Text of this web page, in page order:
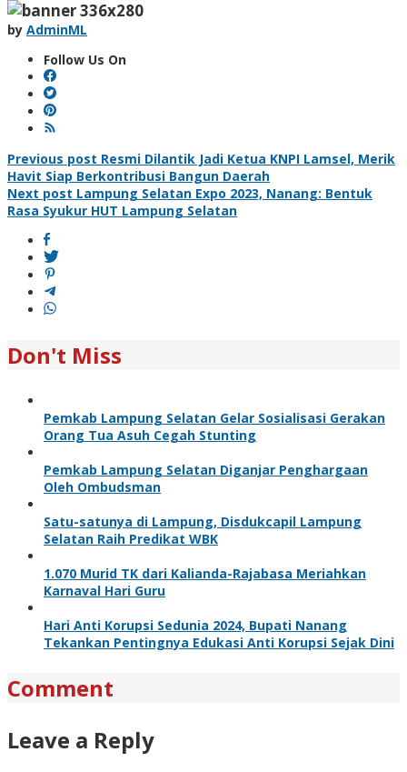
by AdminML
Follow Us On
Post
navigation
Previous post Resmi Dilantik Jadi Ketua KNPI Lamsel, Merik
Havit Siap Berkontribusi Bangun Daerah
Next post Lampung Selatan Expo 2023, Nanang: Bentuk
Rasa Syukur HUT Lampung Selatan
Don't Miss
Pemkab Lampung Selatan Gelar Sosialisasi Gerakan
Orang Tua Asuh Cegah Stunting
Pemkab Lampung Selatan Diganjar Penghargaan
Oleh Ombudsman
Satu-satunya di Lampung, Disdukcapil Lampung
Selatan Raih Predikat WBK
1.070 Murid TK dari Kalianda-Rajabasa Meriahkan
Karnaval Hari Guru
Hari Anti Korupsi Sedunia 2024, Bupati Nanang
Tekankan Pentingnya Edukasi Anti Korupsi Sejak Dini
Comment
Leave a Reply